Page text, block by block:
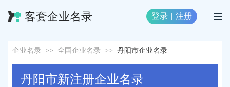
客套企业名录 登录 | 注册
企业名录 >> 全国企业名录 >> 丹阳市企业名录
丹阳市新注册企业名录